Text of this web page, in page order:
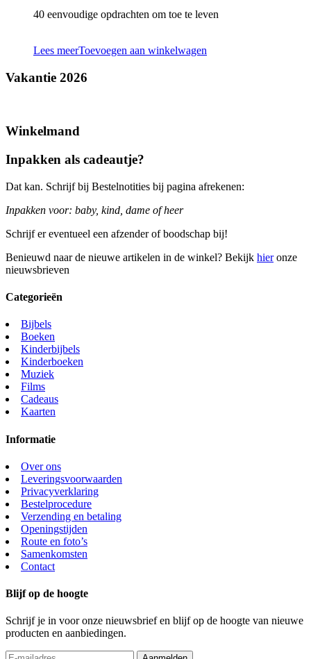
40 eenvoudige opdrachten om toe te leven
Lees meerToevoegen aan winkelwagen
Vakantie 2026
Winkelmand
Inpakken als cadeautje?
Dat kan. Schrijf bij Bestelnotities bij pagina afrekenen:
Inpakken voor: baby, kind, dame of heer
Schrijf er eventueel een afzender of boodschap bij!
Benieuwd naar de nieuwe artikelen in de winkel? Bekijk hieronze
nieuwsbrieven
Categorieën
Bijbels
Boeken
Kinderbijbels
Kinderboeken
Muziek
Films
Cadeaus
Kaarten
Informatie
Over ons
Leveringsvoorwaarden
Privacyverklaring
Bestelprocedure
Verzending en betaling
Openingstijden
Route en foto’s
Samenkomsten
Contact
Blijf op de hoogte
Schrijf je in voor onze nieuwsbrief en blijf op de hoogte van nieuwe
producten en aanbiedingen.